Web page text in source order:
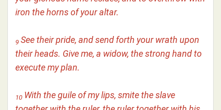
iron the horns of your altar.
9 See their pride, and send forth your wrath upon
their heads. Give me, a widow, the strong hand to
execute my plan.
10 With the guile of my lips, smite the slave